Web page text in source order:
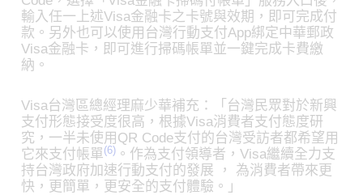
輸入任一上述Visa金融卡之卡號與效期，即可完成付
款。另外也可以使用台灣行動支付App綁定中華郵政
Visa金融卡，即可進行掃碼帳單並一鍵完成卡費繳
納。
Visa台灣區總經理麻少華補充：「台灣民眾對於新興
支付形態接受度很高，根據Visa消費者支付態度研
究，一半未使用QR Code支付的台灣受訪者都希望用
它來支付帳單(6) 。作為支付領導者，Visa繼續全力支
持台灣政府加速行動支付的發展 ， 為消費者帶來更
快，更簡單，更安全的支付體驗。」